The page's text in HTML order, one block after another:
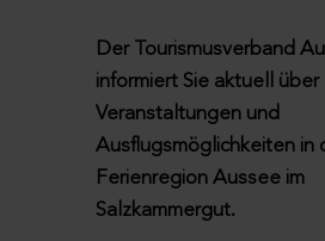
Der Tourismusverband
informiert Sie aktuell über
Veranstaltungen und
Ausflugsmöglichkeiten in
Ferienregion Aussee im
Salzkammergut.